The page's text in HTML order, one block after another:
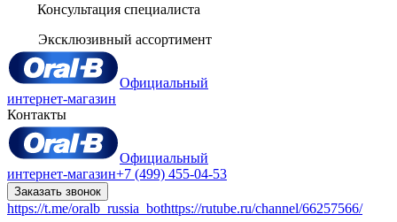
Консультация специалиста
Эксклюзивный ассортимент
Официальный
интернет-магазин
Контакты
Официальный
интернет-магазин+7 (499) 455-04-53
Заказать звонок
https://t.me/oralb_russia_bothttps://rutube.ru/channel/66257566/